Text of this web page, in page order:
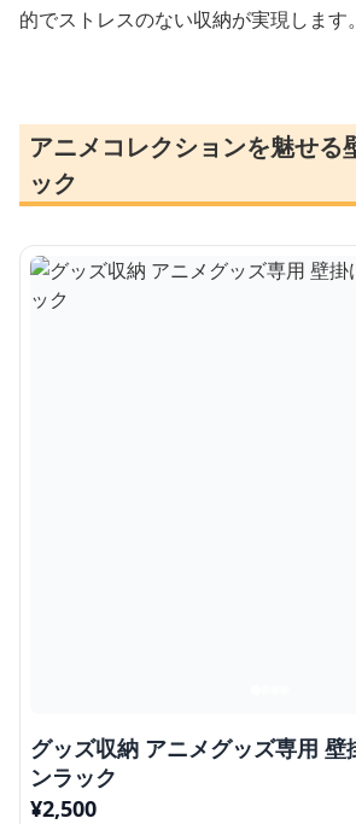
的でストレスのない収納が実現します。
アニメコレクションを魅せる
ック
グッズ収納 アニメグッズ専用 壁
ンラック
¥2,500